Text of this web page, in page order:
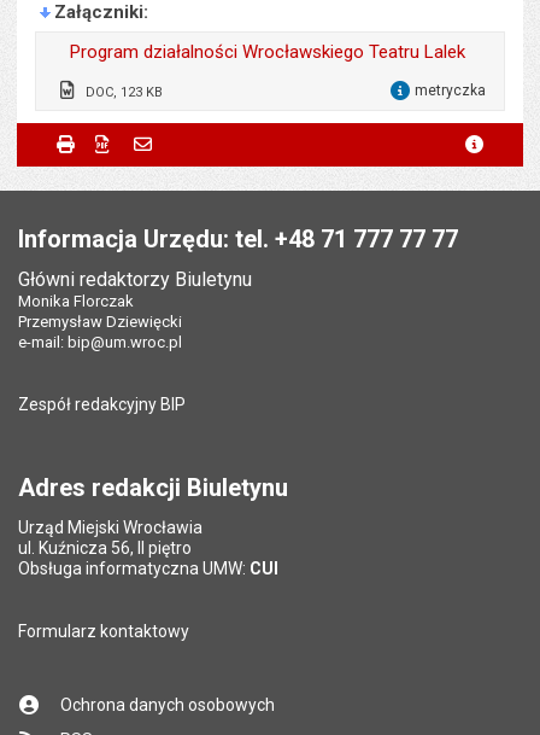
Załączniki
Program działalności Wrocławskiego Teatru Lalek
DOC, 123 KB metryczka
Odpowiedzialny za treść:
Data wytworzenia:
23.08.2022
Data opublikowania:
09.09.2022 14:03
Liczba pobrań:
Metryczka
Odpowiedzialny za treść:
Liczba wyświetleń:
Powiadom znajomego
Powiadom znajomego
Twoje imię i nazwisko
Twój adres e-mail Pole wymagane
Tytuł e-mailaPole wymagane
*
Adres e-mail znajomego
Pytanie antyspamowe
*
Pole wymagane
Drukuj Zapisz do PDF
Informacja Urzędu: tel. +48 71 777 77 77
Główni redaktorzy Biuletynu
Monika Florczak
Przemysław Dziewięcki
e-mail: bip@um.wroc.pl
Zespół redakcyjny BIP
Adres redakcji Biuletynu
Urząd Miejski Wrocławia
ul. Kuźnicza 56, II piętro
Obsługa informatyczna UMW: CUI
Formularz kontaktowy
Ochrona danych osobowych